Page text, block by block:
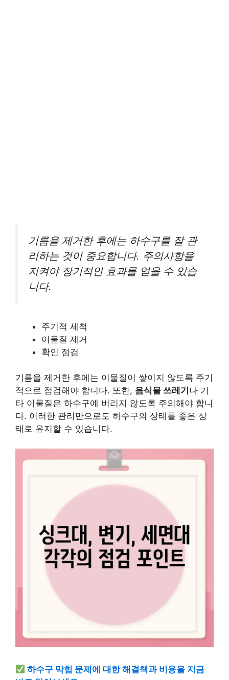
기름을 제거한 후에는 하수구를 잘 관
리하는 것이 중요합니다. 주의사항을
지켜야 장기적인 효과를 얻을 수 있습
니다.
주기적 세척
이물질 제거
확인 점검
기름을 제거한 후에는 이물질이 쌓이지 않도록 주기
적으로 점검해야 합니다. 또한, 음식물 쓰레기 나 기
타 이물질은 하수구에 버리지 않도록 주의해야 합니
다. 이러한 관리만으로도 하수구의 상태를 좋은 상
태로 유지할 수 있습니다.
하수구 막힘 문제에 대한 해결책과 비용을 지금